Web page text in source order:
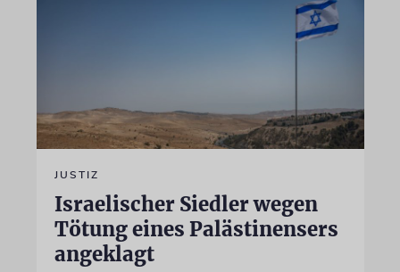
JUSTIZ
Israelischer Siedler wegen
Tötung eines Palästinensers
angeklagt